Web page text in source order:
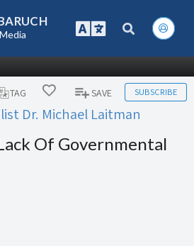
TAG SAVE SUBSCRIBE
Dr. Michael Laitman
Of Governmental